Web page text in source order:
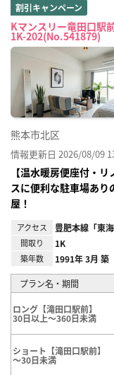
割引キャンペーン
Kマンスリー竜田口駅
1K-202(No.541879)
熊本市北区
情報更新日 2026/08/09
【温水暖房便座付・
スに便利な駐車場あ
屋！
アクセス 豊肥本線「東
間取り 1K
築年数 1991年 3月 築
プラン名・期間
ロング【滝田口駅前】
30日以上～360日未満
ショート【滝田口駅前】
～30日未満